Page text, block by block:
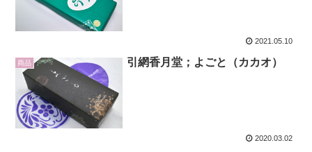
2021.05.10
商品 引網香月堂；よごと（カカオ）
2020.03.02